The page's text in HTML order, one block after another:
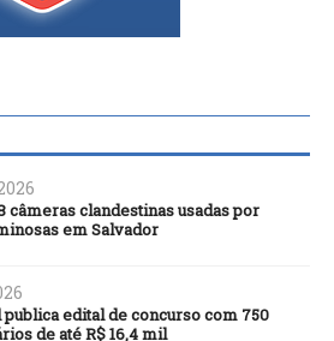
câmeras clandestinas usadas por
em Salvador
edital de concurso com 750
de até R$ 16,4 mil